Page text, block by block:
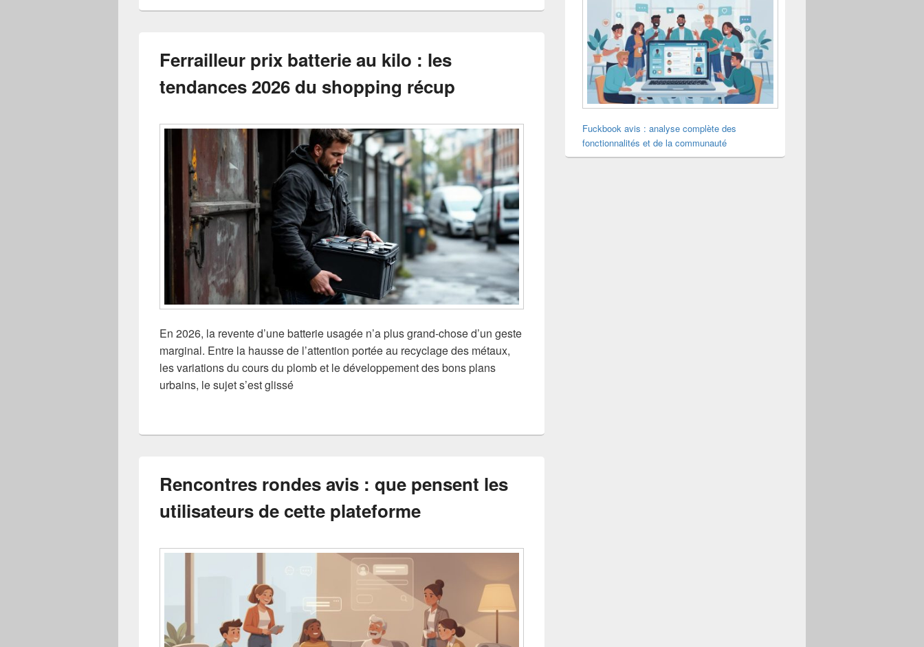
Ferrailleur prix batterie au kilo : les
tendances 2026 du shopping récup
En 2026, la revente d’une batterie usagée n’a plus grand-chose d’un geste
marginal. Entre la hausse de l’attention portée au recyclage des métaux,
les variations du cours du plomb et le développement des bons plans
urbains, le sujet s’est glissé
Rencontres rondes avis : que pensent les
utilisateurs de cette plateforme
Fuckbook avis : analyse complète des
fonctionnalités et de la communauté